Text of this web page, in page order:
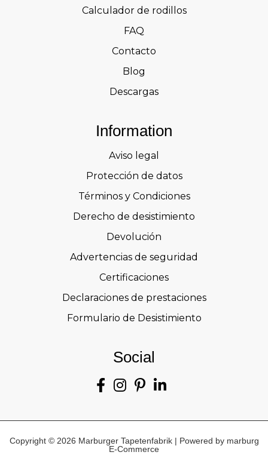
Calculador de rodillos
FAQ
Contacto
Blog
Descargas
Information
Aviso legal
Protección de datos
Términos y Condiciones
Derecho de desistimiento
Devolución
Advertencias de seguridad
Certificaciones
Declaraciones de prestaciones
Formulario de Desistimiento
Social
Copyright © 2026 Marburger Tapetenfabrik | Powered by marburg
E-Commerce